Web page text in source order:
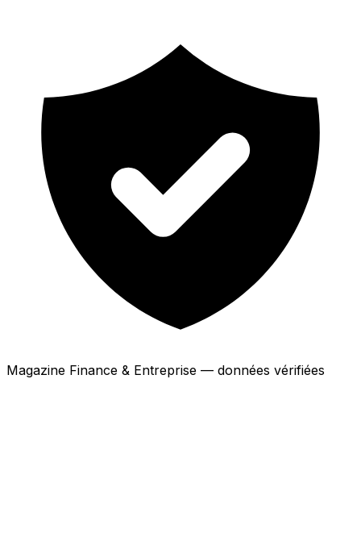
Magazine Finance & Entreprise — données vérifiées